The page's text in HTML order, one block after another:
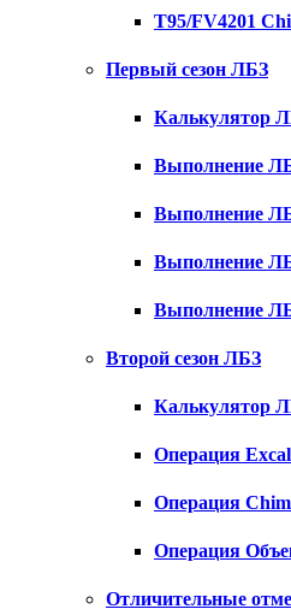
T95/FV4201
Первый сезон ЛБЗ
Калькулятор
Выполнение
Выполнение
Выполнение
Выполнение
Второй сезон ЛБЗ
Калькулятор
Операция
Операция
Операция
Отличительные